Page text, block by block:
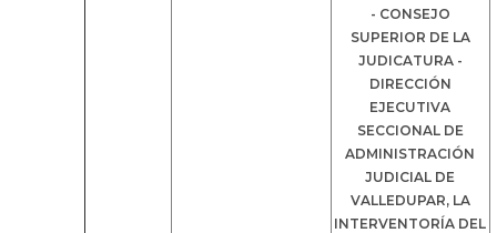
- CONSEJO
SUPERIOR DE LA
JUDICATURA -
DIRECCIÓN
EJECUTIVA
SECCIONAL DE
ADMINISTRACIÓN
JUDICIAL DE
VALLEDUPAR, LA
INTERVENTORÍA DEL